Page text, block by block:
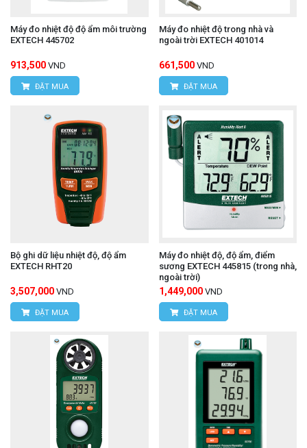
VPDG:Số 20D, ngõ 16/28 Đỗ Xuân Hợp, P.Mỹ
Đình 1, Q.Nam Từ Liêm, TP.Hà Nội
Hotline: 0393.968.345 / 0976.082.395
Website:www.hungnguyentech.vn
HÙNG NGUYÊN TECH - TP HỒ CHÍ MINH
Địa chỉ:D7/6B đường Dương Đình Cúc, Xã Tân
Kiên, Huyện Bình Chánh, Tp.Hồ Chí Minh.
Hotline: 0934.616.395
Email:vantien2307@gmail.com
www.hungnguyentech.vn
Tham khảo thêm:
Đồng hồ vạn năng cầm tay UNI-
Máy đo nhiệt độ độ ẩm môi trường
EXTECH 445702
913,500 VND
ĐẶT MUA
Máy đo nhiệt độ trong nhà và
ngoài trời EXTECH 401014
661,500 VND
ĐẶT MUA
Bộ ghi dữ liệu nhiệt độ, độ ẩm
EXTECH RHT20
3,507,000 VND
ĐẶT MUA
Máy đo nhiệt độ, độ ẩm, điểm
sương EXTECH 445815 (trong nhà,
ngoài trời)
1,449,000 VND
ĐẶT MUA